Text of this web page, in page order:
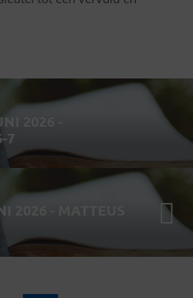
2026 -
7
2026 - MATTEUS